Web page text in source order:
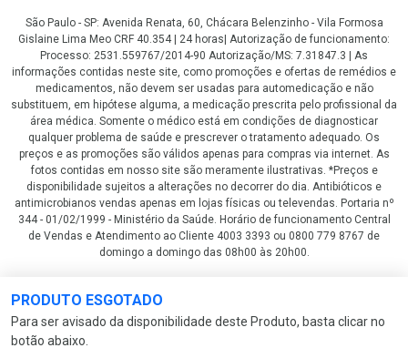
PRODUTO ESGOTADO
Para ser avisado da disponibilidade deste Produto, basta clicar no
botão abaixo.
São Paulo - SP: Avenida Renata, 60, Chácara Belenzinho - Vila Formosa
Gislaine Lima Meo CRF 40.354 | 24 horas| Autorização de funcionamento:
Processo: 2531.559767/2014-90 Autorização/MS: 7.31847.3 | As
informações contidas neste site, como promoções e ofertas de remédios e
medicamentos, não devem ser usadas para automedicação e não
substituem, em hipótese alguma, a medicação prescrita pelo profissional da
área médica. Somente o médico está em condições de diagnosticar
qualquer problema de saúde e prescrever o tratamento adequado. Os
preços e as promoções são válidos apenas para compras via internet. As
fotos contidas em nosso site são meramente ilustrativas. *Preços e
disponibilidade sujeitos a alterações no decorrer do dia. Antibióticos e
antimicrobianos vendas apenas em lojas físicas ou televendas. Portaria nº
344 - 01/02/1999 - Ministério da Saúde. Horário de funcionamento Central
de Vendas e Atendimento ao Cliente 4003 3393 ou 0800 779 8767 de
domingo a domingo das 08h00 às 20h00.
LGPD Aceite os Cookies